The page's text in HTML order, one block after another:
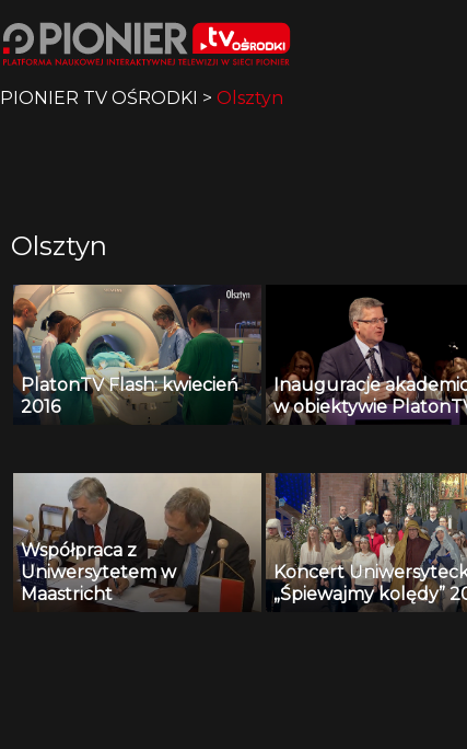
PIONIER TV OŚRODKI > Olsztyn
Olsztyn
PlatonTV Flash: kwiecień
2016
Inauguracje
w obiektywie
Współpraca z
Uniwersytetem w
Maastricht
Koncert
„Śpiewajmy kolędy”